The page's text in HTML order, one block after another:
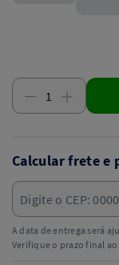
Calcular frete e
A data de entrega será
Verifique o prazo final